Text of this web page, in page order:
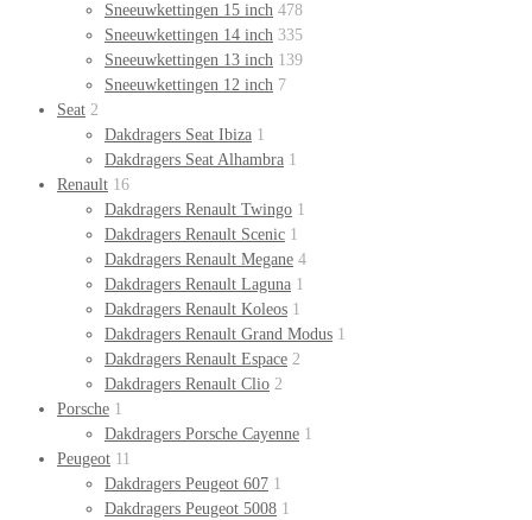
Sneeuwkettingen 15 inch 478
Sneeuwkettingen 14 inch 335
Sneeuwkettingen 13 inch 139
Sneeuwkettingen 12 inch 7
Seat 2
Dakdragers Seat Ibiza 1
Dakdragers Seat Alhambra 1
Renault 16
Dakdragers Renault Twingo 1
Dakdragers Renault Scenic 1
Dakdragers Renault Megane 4
Dakdragers Renault Laguna 1
Dakdragers Renault Koleos 1
Dakdragers Renault Grand Modus 1
Dakdragers Renault Espace 2
Dakdragers Renault Clio 2
Porsche 1
Dakdragers Porsche Cayenne 1
Peugeot 11
Dakdragers Peugeot 607 1
Dakdragers Peugeot 5008 1